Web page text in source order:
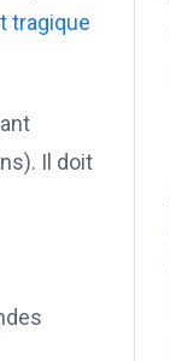
tragique
Il doit